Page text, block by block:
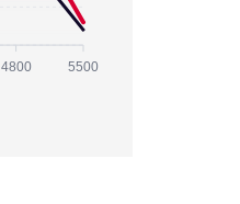
4800 5500